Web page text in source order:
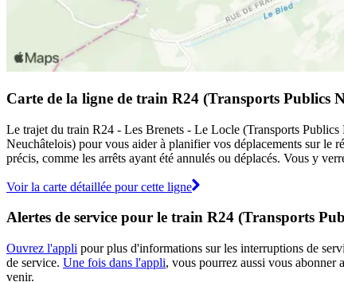
Carte de la ligne de train R24 (Transports Publics
Le trajet du train R24 - Les Brenets - Le Locle (Transports Publics
Neuchâtelois) pour vous aider à planifier vos déplacements sur le
précis, comme les arrêts ayant été annulés ou déplacés. Vous y
Voir la carte détaillée pour cette ligne
Alertes de service pour le train R24 (Transports
Ouvrez l'appli pour plus d'informations sur les interruptions de
de service. Une fois dans l'appli, vous pourrez aussi vous
venir.